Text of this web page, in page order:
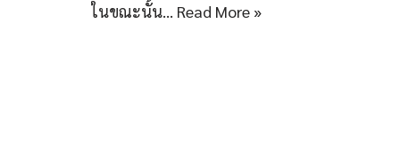
ในขณะนั้น… Read More »